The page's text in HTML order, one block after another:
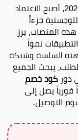
في عصر السرعة الذي نعيشه في عام 2026، أصبح الاعتماد
جزءاً
المنصات، برز
نمواً
السلسة وشبكة
يبحث الجميع
دور كود خصم
يصل إلى